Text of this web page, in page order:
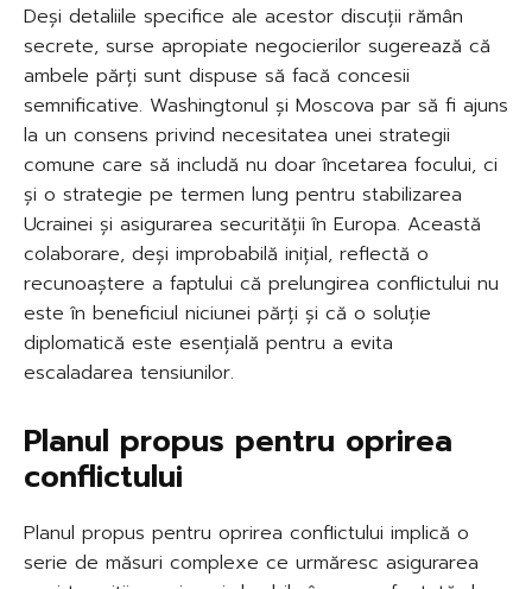
Deși detaliile specifice ale acestor discuții rămân
secrete, surse apropiate negocierilor sugerează că
ambele părți sunt dispuse să facă concesii
semnificative. Washingtonul și Moscova par să fi ajuns
la un consens privind necesitatea unei strategii
comune care să includă nu doar încetarea focului, ci
și o strategie pe termen lung pentru stabilizarea
Ucrainei și asigurarea securității în Europa. Această
colaborare, deși improbabilă inițial, reflectă o
recunoaștere a faptului că prelungirea conflictului nu
este în beneficiul niciunei părți și că o soluție
diplomatică este esențială pentru a evita
escaladarea tensiunilor.
Planul propus pentru oprirea
conflictului
Planul propus pentru oprirea conflictului implică o
serie de măsuri complexe ce urmăresc asigurarea